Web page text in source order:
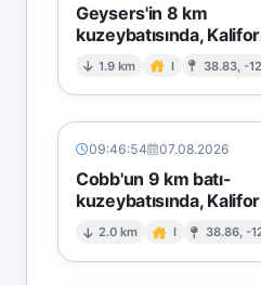
Geysers'in 8 km
kuzeybatısında,
1.9 km I 38.83, -
09:46:54 07.08.2026
Cobb'un 9 km batı-
kuzeybatısında,
2.0 km I 38.86, -